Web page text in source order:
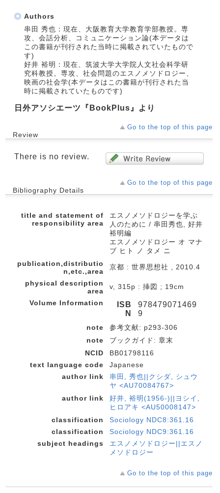
Authors
串田 秀也：現在、大阪教育大学教育学部教授。専
攻、会話分析、コミュニケーション論(本データは
この書籍が刊行された当時に掲載されていたもので
す)
好井 裕明：現在、筑波大学大学院人文社会科学研
究科教授。専攻、社会問題のエスノメソドロジー、
映画の社会学(本データはこの書籍が刊行された当
時に掲載されていたものです)
日外アソシエーツ『BookPlus』より
Go to the top of this page
Review
There is no review.
Go to the top of this page
Bibliography Details
title and statement of
responsibility area
エスノメソドロジーを学ぶ
人のために / 串田秀也, 好井
裕明編
エスノメソドロジー オ マナ
ブ ヒト ノ タメ ニ
publication,distributio
n,etc.,area
京都 : 世界思想社 , 2010.4
physical description
area
v, 315p : 挿図 ; 19cm
Volume Information
ISB
N
978479071469
9
note
参考文献: p293-306
note
ブックガイド: 章末
NCID
BB01798116
text language code
Japanese
author link
串田, 秀也||クシダ, シュウ
ヤ <AU70084767>
author link
好井, 裕明(1956-)||ヨシイ,
ヒロアキ <AU50008147>
classification
Sociology NDC8:361.16
classification
Sociology NDC9:361.16
subject headings
エスノメソドロジー||エスノ
メソドロジー
Go to the top of this page